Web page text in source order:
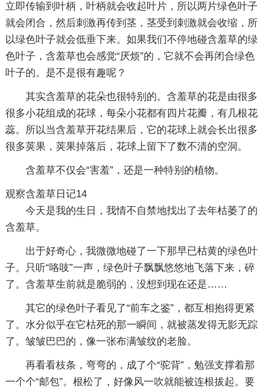
立即传输到叶柄，叶柄就会收起叶片，所以两片绿色叶子
就会闭合，然后刺激再传到茎，茎受到刺激就会收缩，所
以绿色叶子就会低垂下来。如果我们不停地碰含羞草的绿
色叶子，含羞草也会感觉“厌烦”的，它就不会再闭合绿色
叶子的。是不是很有趣呢？
其实含羞草的花朵也很特别的。含羞草的花是由很多
很多小花组成的花球，每朵小花都有四片花瓣，有几根花
蕊。所以当含羞草开花结果后，它的花球上就会长出很多
很多荚果，荚果掉落后，花球上留下了数不清的空洞。
含羞草不仅会“害羞”，还是一种特别的植物。
观察含羞草日记14
今天是我的生日，我情不自禁地找出了去年枯萎了的
含羞草。
出于好奇心，我微微地碰了一下那早已枯黄的绿色叶
子。只听“咯吱”一声，绿色叶子飘飘悠悠地飞落下来，碎
了。含羞草生前就是脆弱的，没想到现在还是……
其它的绿色叶子看见了“前车之鉴”，都互相抱得更紧
了。水分似乎在它枯死的那一瞬间，就被蒸发得无影无踪
了。皱皱巴巴的，像一张布满皱纹的老脸。
再看看枝条，弯弯的，成了个“驼背”，勉强支撑着那
一个个“邮包”。根松了，好像风一吹就能被连根拔起。要